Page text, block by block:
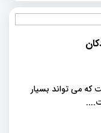
می تواند بسیار